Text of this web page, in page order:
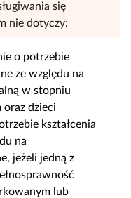
się
nie dotyczy:
o potrzebie
ze względu na
w stopniu
oraz dzieci
kształcenia
na
jeżeli jedną z
lub